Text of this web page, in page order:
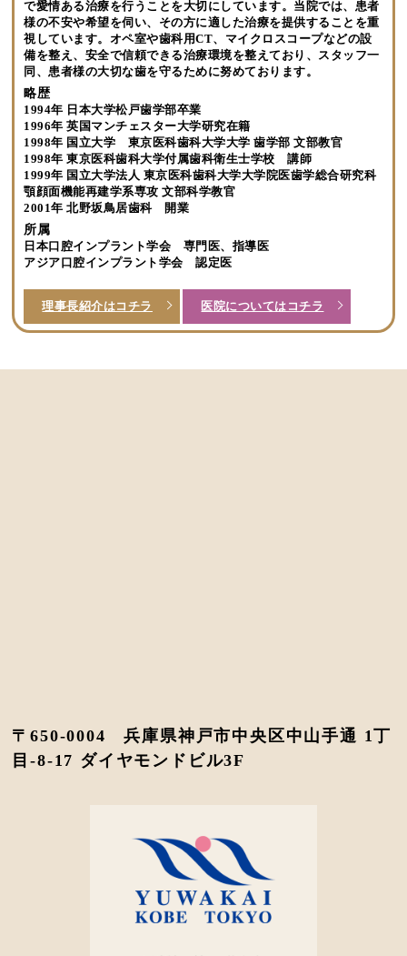
で愛情ある治療を行うことを大切にしています。当院では、患者
様の不安や希望を伺い、その方に適した治療を提供することを重
視しています。オペ室や歯科用CT、マイクロスコープなどの設
備を整え、安全で信頼できる治療環境を整えており、スタッフ一
同、患者様の大切な歯を守るために努めております。
略歴
1994年 日本大学松戸歯学部卒業
1996年 英国マンチェスター大学研究在籍
1998年 国立大学 東京医科歯科大学大学 歯学部 文部教官
1998年 東京医科歯科大学付属歯科衛生士学校 講師
1999年 国立大学法人 東京医科歯科大学大学院医歯学総合研究科
顎顔面機能再建学系専攻 文部科学教官
2001年 北野坂鳥居歯科 開業
所属
日本口腔インプラント学会 専門医、指導医
アジア口腔インプラント学会 認定医
理事長紹介はコチラ 医院についてはコチラ
〒650-0004 兵庫県神戸市中央区中山手通 1丁
目-8-17 ダイヤモンドビル3F